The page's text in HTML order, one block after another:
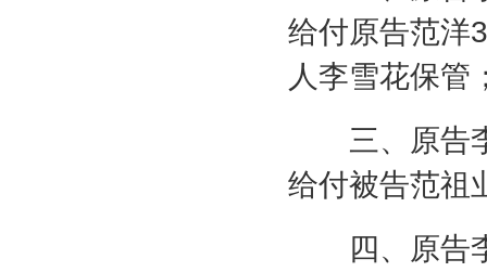
给付原告范洋
人李雪花保管
三、原告李
给付被告范祖
四、原告李